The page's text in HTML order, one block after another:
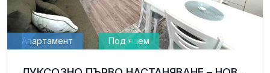
Апартамент Под наем